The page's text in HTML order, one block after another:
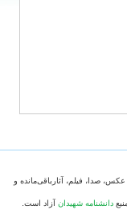
صدا، فیلم، آثارباقی‌مانده و
دانشنامه شهیدان آزاد است.